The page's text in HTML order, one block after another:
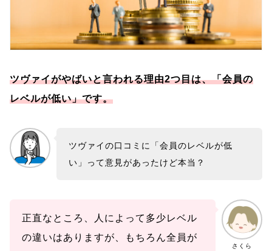
ツヴァイがやばいと言われる理由2つ目は、「会員の
レベルが低い」です。
ツヴァイの口コミに「会員のレベルが低
い」って意見があったけど本当？
さくら
正直なところ、人によって多少レベル
の違いはありますが、もちろん全員が